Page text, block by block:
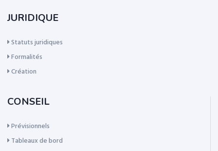
JURIDIQUE
Statuts juridiques
Formalités
Création
CONSEIL
Prévisionnels
Tableaux de bord